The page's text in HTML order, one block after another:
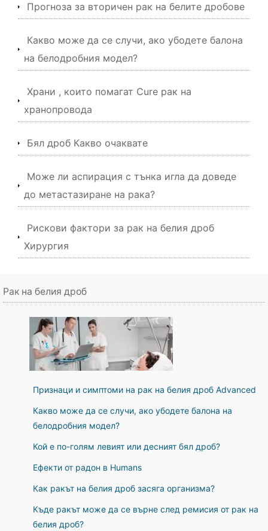
Прогноза за вторичен рак на белите дробове
Какво може да се случи, ако убодете балона
на белодробния модел?
Храни , които помагат Cure рак на
хранопровода
Бял дроб Какво очаквате
Може ли аспирация с тънка игла да доведе
до метастазиране на рака?
Рискови фактори за рак на белия дроб
Хирургия
Рак на белия дроб
Признаци и симптоми на рак на белия дроб Advanced
Какво може да се случи, ако убодете балона на
белодробния модел?
Кой е по-голям левият или десният бял дроб?
Ефекти от радон в Humans
Как ракът на белия дроб засяга организма?
Къде ракът може да се върне след ремисия от рак на
белия дроб?